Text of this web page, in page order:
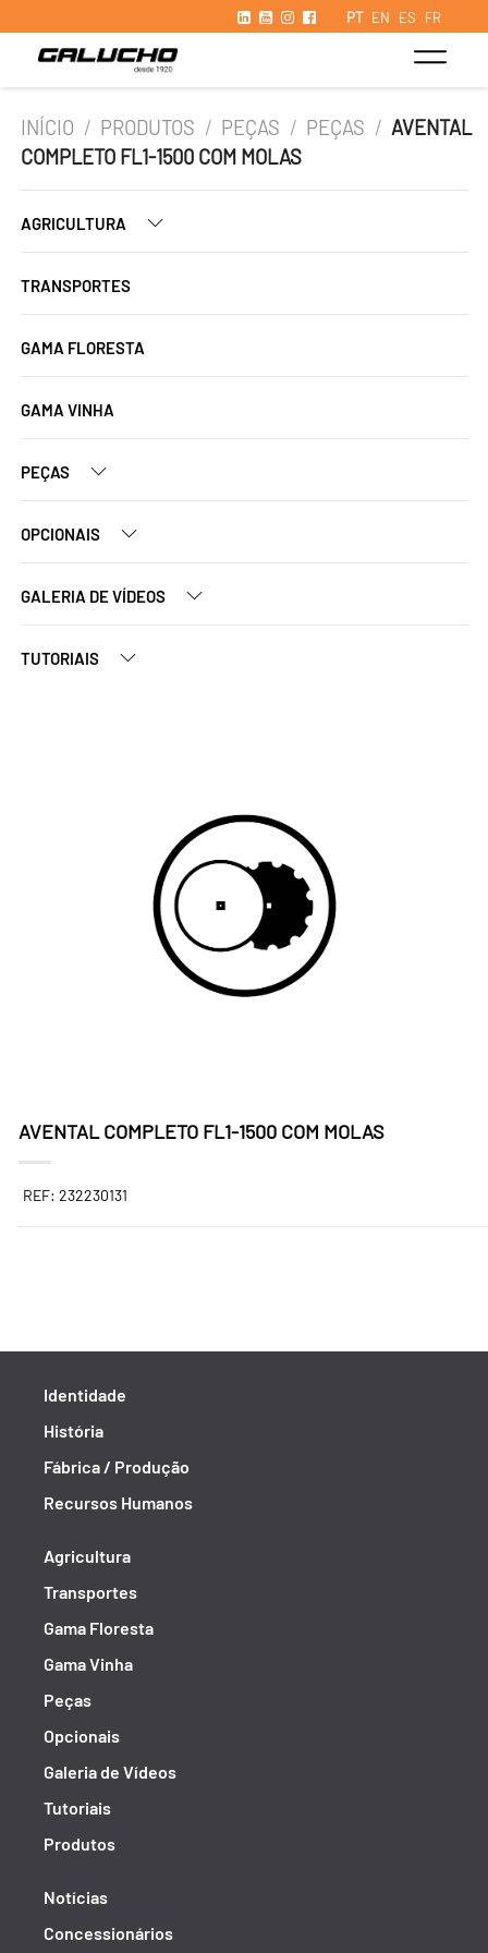
PT EN ES FR
INÍCIO / PRODUTOS / PEÇAS / PEÇAS / AVENTAL
COMPLETO FL1-1500 COM MOLAS
AGRICULTURA
TRANSPORTES
GAMA FLORESTA
GAMA VINHA
PEÇAS
OPCIONAIS
GALERIA DE VÍDEOS
TUTORIAIS
AVENTAL COMPLETO FL1-1500 COM MOLAS
REF: 232230131
Identidade
História
Fábrica / Produção
Recursos Humanos
Agricultura
Transportes
Gama Floresta
Gama Vinha
Peças
Opcionais
Galeria de Vídeos
Tutoriais
Produtos
Notícias
Concessionários